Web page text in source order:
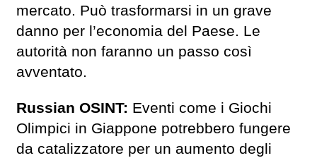
mercato. Può trasformarsi in un grave
danno per l’economia del Paese. Le
autorità non faranno un passo così
avventato.
Russian OSINT: Eventi come i Giochi
Olimpici in Giappone potrebbero fungere
da catalizzatore per un aumento degli